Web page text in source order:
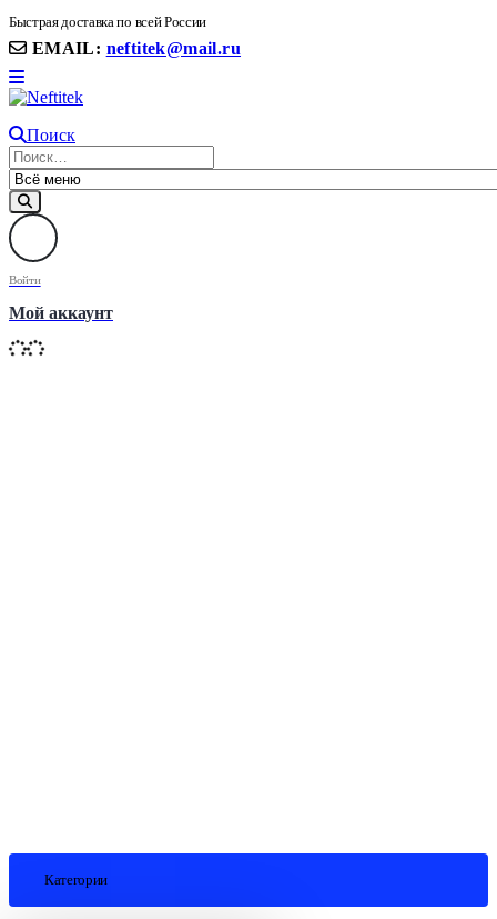
Быстрая доставка по всей России
EMAIL: neftitek@mail.ru
Поиск
Войти
Мой аккаунт
Категории
8(906) 399 11 22 | 8(905)367-58-58